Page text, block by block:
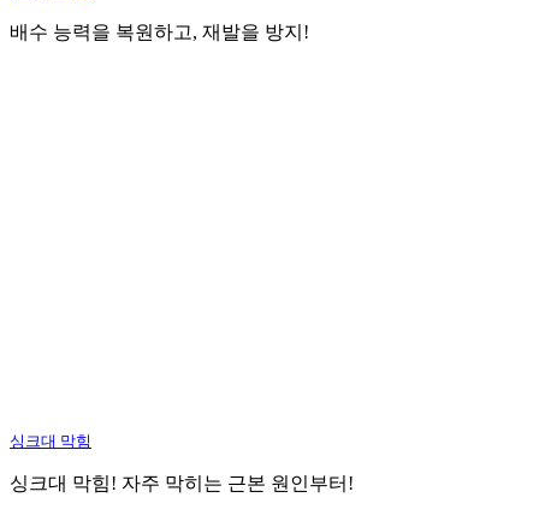
배수 능력을 복원하고, 재발을 방지!
싱크대 막힘
싱크대 막힘! 자주 막히는 근본 원인부터!